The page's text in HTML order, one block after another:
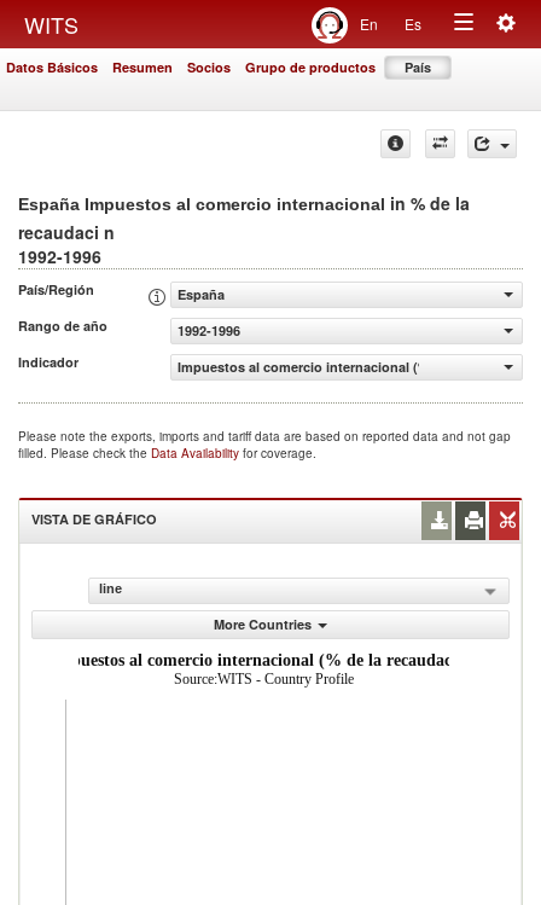
WITS En Es
Toggle
Datos Básicos Resumen Socios Grupo de productos País
España Impuestos al comercio internacional in % de la
recaudaci n
1992-1996
País/Región
España
Rango de año
1992-1996
Indicador
Impuestos al comercio internacional (% de la recaudaci
Please note the exports, imports and tariff data are based on reported data and not gap
filled. Please check the Data Availability for coverage.
VISTA DE GRÁFICO
line
More Countries
Impuestos al comercio internacional (% de la recaudaci n)
Source:WITS - Country Profile